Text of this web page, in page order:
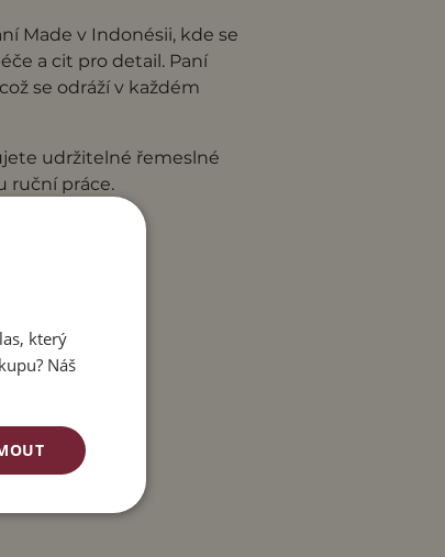
Made v Indonésii, kde se
a cit pro detail. Paní
se odráží v každém
udržitelné řemeslné
ruční práce.
který
Náš